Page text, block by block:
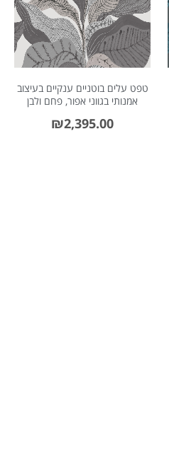
טפט עלים בוטניים ענקיים בעיצוב
אמנותי בגווני אפור, פחם ולבן
₪2,395.00